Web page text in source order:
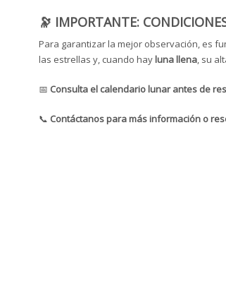
🔭 IMPORTANTE:
Para garantizar la mejor observación, es
las estrellas y, cuando hayluna llena, su
📅 Consulta el calendario lunar antes de
📞 Contáctanos para más información o